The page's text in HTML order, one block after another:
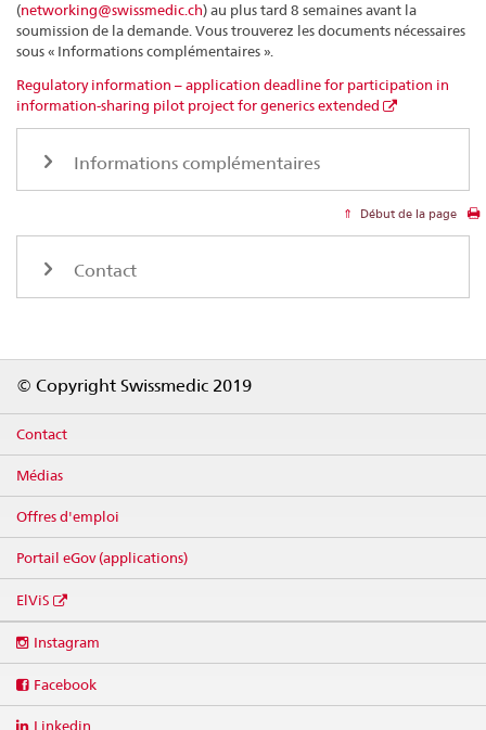
(networking@swissmedic.ch) au plus tard 8 semaines avant la
soumission de la demande. Vous trouverez les documents nécessaires
sous « Informations complémentaires ».
Regulatory information – application deadline for participation in
information-sharing pilot project for generics extended
Informations complémentaires
Début de la page
Contact
© Copyright Swissmedic 2019
Contact
Médias
Offres d'emploi
Portail eGov (applications)
ElViS
media
Instagram
Facebook
Linkedin